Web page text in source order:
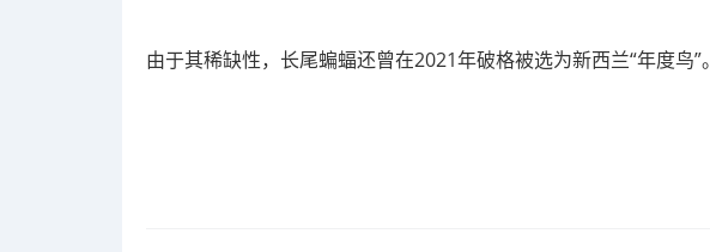
由于其稀缺性，长尾蝙蝠还曾在2021年破格被选为新西兰“年度鸟”。